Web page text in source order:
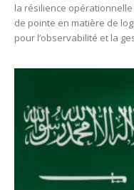
la résilience opérationnelle
de pointe en matière de
pour l’observabilité et la